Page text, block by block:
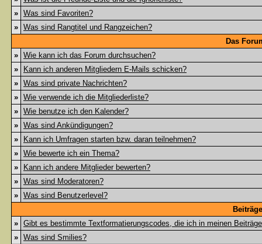
» Was sind Favoriten?
» Was sind Rangtitel und Rangzeichen?
Das
» Wie kann ich das Forum durchsuchen?
»
Kann ich anderen Mitgliedern E-Mails schicken?
» Was sind private Nachrichten?
» Wie verwende ich die Mitgliederliste?
» Wie benutze ich den Kalender?
» Was sind Ankündigungen?
»
Kann ich Umfragen starten bzw. daran teilnehmen?
» Wie bewerte ich ein Thema?
»
Kann ich andere Mitglieder bewerten?
» Was sind Moderatoren?
» Was sind Benutzerlevel?
» Gibt es bestimmte Textformatierungscodes, die ich in meinen
» Was sind Smilies?